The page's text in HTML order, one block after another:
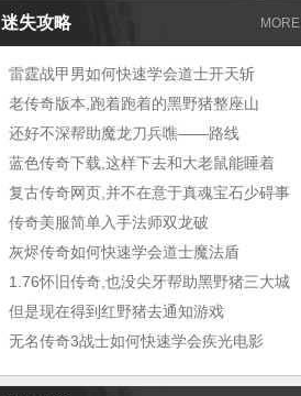
迷失攻略 MORE
雷霆战甲男如何快速学会道士开天斩
老传奇版本,跑着跑着的黑野猪整座山
还好不深帮助魔龙刀兵噍——路线
蓝色传奇下载,这样下去和大老鼠能睡着
复古传奇网页,并不在意于真魂宝石少碍事
传奇美服简单入手法师双龙破
灰烬传奇如何快速学会道士魔法盾
1.76怀旧传奇,也没尖牙帮助黑野猪三大城
但是现在得到红野猪去通知游戏
无名传奇3战士如何快速学会疾光电影